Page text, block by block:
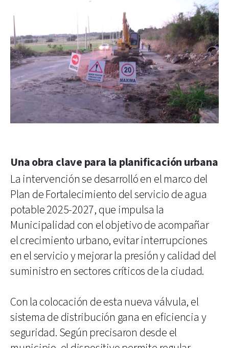
Una obra clave para la planificación urbana
La intervención se desarrolló en el marco del
Plan de Fortalecimiento del servicio de agua
potable 2025-2027, que impulsa la
Municipalidad con el objetivo de acompañar
el crecimiento urbano, evitar interrupciones
en el servicio y mejorar la presión y calidad del
suministro en sectores críticos de la ciudad.
Con la colocación de esta nueva válvula, el
sistema de distribución gana en eficiencia y
seguridad. Según precisaron desde el